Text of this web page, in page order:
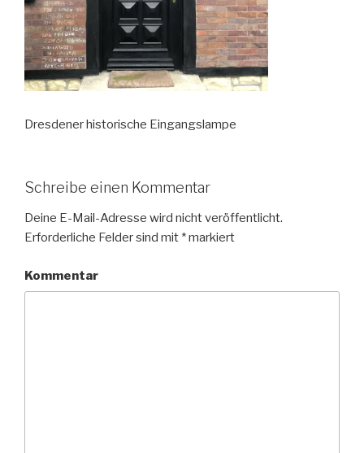
Dresdener historische Eingangslampe
Schreibe einen Kommentar
Deine E-Mail-Adresse wird nicht veröffentlicht.
Erforderliche Felder sind mit *markiert
Kommentar